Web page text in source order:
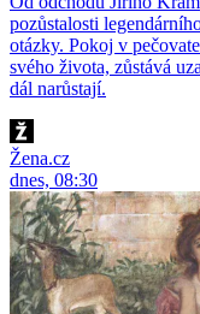
pozůstalosti
otázky. Pokoj v
svého života, zůstává
dál narůstají.
Žena.cz
dnes, 08:30